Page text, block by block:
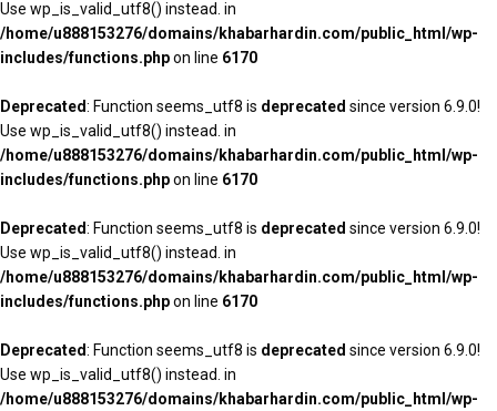
Use wp_is_valid_utf8() instead. in
/home/u888153276/domains/khabarhardin.com/public_html/wp-
includes/functions.phpon line 6170
Deprecated: Function seems_utf8 is deprecated since version 6.9.0!
Use wp_is_valid_utf8() instead. in
/home/u888153276/domains/khabarhardin.com/public_html/wp-
includes/functions.phpon line 6170
Deprecated: Function seems_utf8 is deprecated since version 6.9.0!
Use wp_is_valid_utf8() instead. in
/home/u888153276/domains/khabarhardin.com/public_html/wp-
includes/functions.phpon line 6170
Deprecated: Function seems_utf8 is deprecated since version 6.9.0!
Use wp_is_valid_utf8() instead. in
/home/u888153276/domains/khabarhardin.com/public_html/wp-